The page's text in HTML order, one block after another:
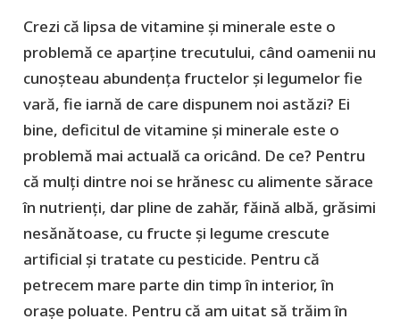
Crezi că lipsa de vitamine și minerale este o
problemă ce aparține trecutului, când oamenii nu
cunoșteau abundența fructelor și legumelor fie
vară, fie iarnă de care dispunem noi astăzi? Ei
bine, deficitul de vitamine și minerale este o
problemă mai actuală ca oricând. De ce? Pentru
că mulți dintre noi se hrănesc cu alimente sărace
în nutrienți, dar pline de zahăr, făină albă, grăsimi
nesănătoase, cu fructe și legume crescute
artificial și tratate cu pesticide. Pentru că
petrecem mare parte din timp în interior, în
orașe poluate. Pentru că am uitat să trăim în